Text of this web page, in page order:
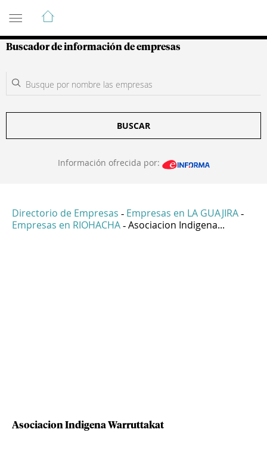
Guía de Empresas Colombianas
Buscador de información de empresas
BUSCAR
Información ofrecida por:
Directorio de Empresas - Empresas en LA GUAJIRA -
Empresas en RIOHACHA - Asociacion Indigena...
Asociacion Indigena Warruttakat